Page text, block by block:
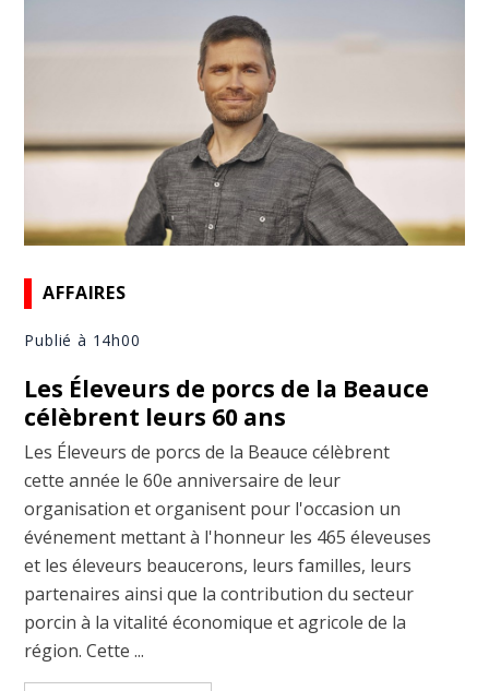
AFFAIRES
Publié à 14h00
Les Éleveurs de porcs de la Beauce
célèbrent leurs 60 ans
Les Éleveurs de porcs de la Beauce célèbrent
cette année le 60e anniversaire de leur
organisation et organisent pour l'occasion un
événement mettant à l'honneur les 465 éleveuses
et les éleveurs beaucerons, leurs familles, leurs
partenaires ainsi que la contribution du secteur
porcin à la vitalité économique et agricole de la
région. Cette ...